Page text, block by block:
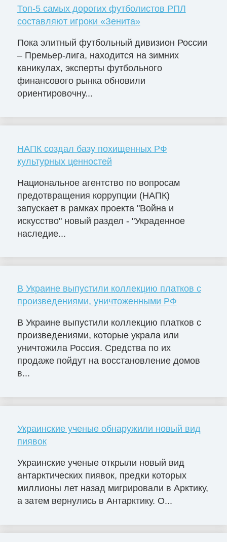
Топ-5 самых дорогих футболистов РПЛ
составляют игроки «Зенита»
Пока элитный футбольный дивизион России
– Премьер-лига, находится на зимних
каникулах, эксперты футбольного
финансового рынка обновили
ориентировочну...
НАПК создал базу похищенных РФ
культурных ценностей
Национальное агентство по вопросам
предотвращения коррупции (НАПК)
запускает в рамках проекта "Война и
искусство" новый раздел - "Украденное
наследие...
В Украине выпустили коллекцию платков с
произведениями, уничтоженными РФ
В Украине выпустили коллекцию платков с
произведениями, которые украла или
уничтожила Россия. Средства по их
продаже пойдут на восстановление домов
в...
Украинские ученые обнаружили новый вид
пиявок
Украинские ученые открыли новый вид
антарктических пиявок, предки которых
миллионы лет назад мигрировали в Арктику,
а затем вернулись в Антарктику. О...